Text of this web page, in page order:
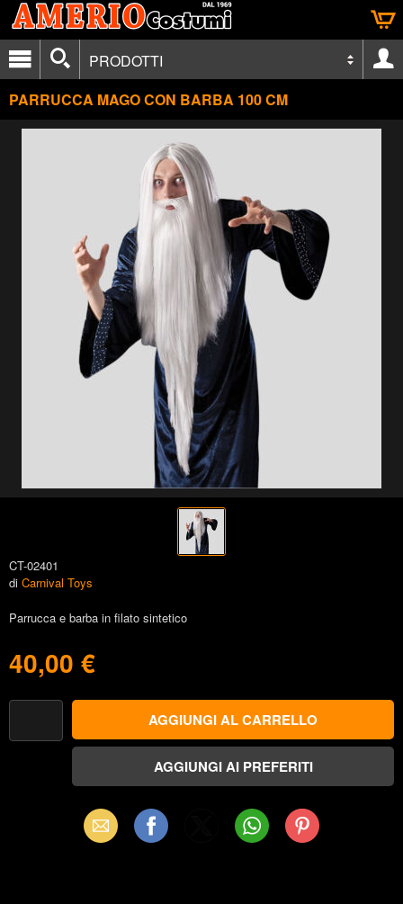
PRODOTTI
PARRUCCA MAGO CON BARBA 100 CM
CT-02401
di Carnival Toys
Parrucca e barba in filato sintetico
40,00 €
Email Facebook WhatsAppPinterest